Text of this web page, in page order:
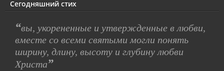
Сегодняшний стих
“вы, укорененные и утвержденные в любви,
вместе со всеми святыми могли понять
ширину, длину, высоту и глубину любви
Христа”